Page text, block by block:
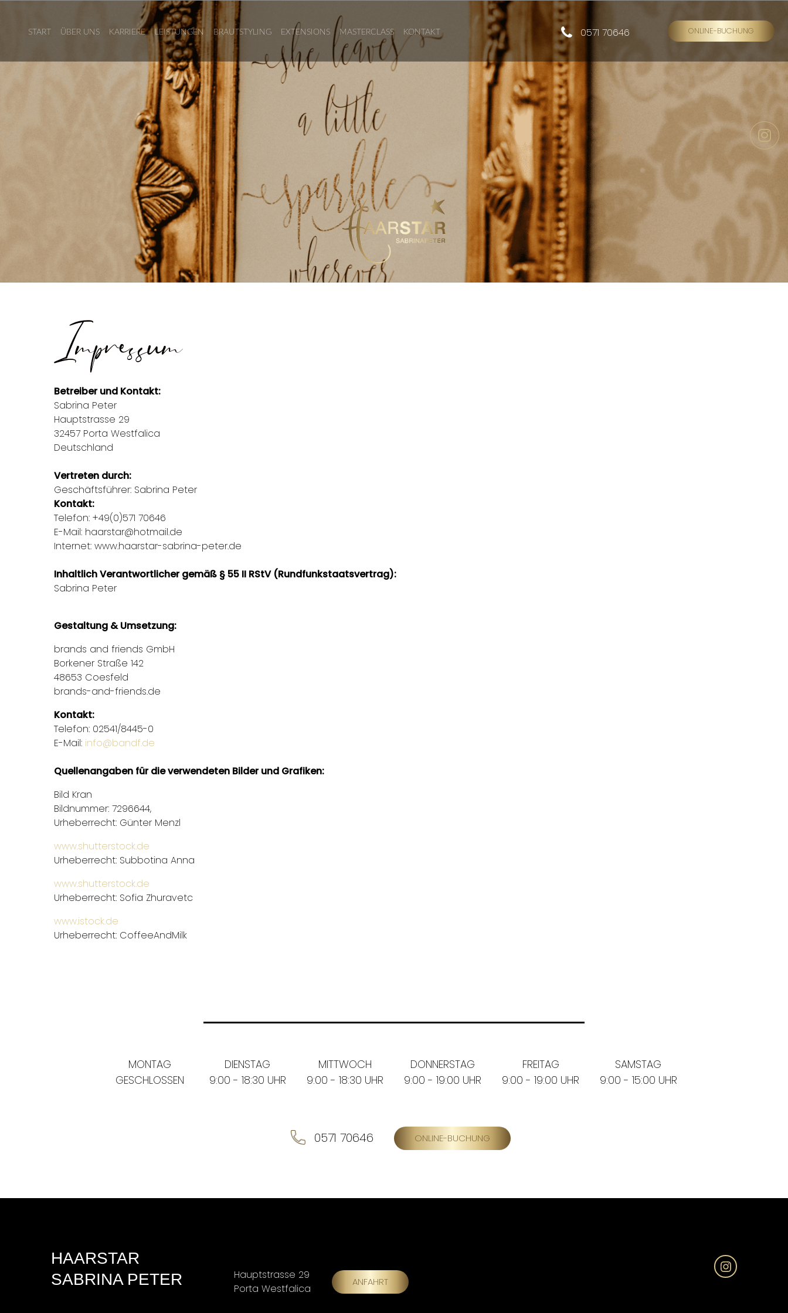
START ÜBER UNS KARRIERE LEISTUNGEN BRAUTSTYLING EXTENSIONS MASTERCLASS KONTAKT 0571 70646 ONLINE-BUCHUNG
Impressum
Betreiber und Kontakt:
Sabrina Peter
Hauptstrasse 29
32457 Porta Westfalica
Deutschland
Vertreten durch:
Geschäftsführer: Sabrina Peter
Kontakt:
Telefon: +49(0)571 70646
E-Mail: haarstar@hotmail.de
Internet: www.haarstar-sabrina-peter.de
Inhaltlich Verantwortlicher gemäß § 55 II RStV (Rundfunkstaatsvertrag):
Sabrina Peter
Gestaltung & Umsetzung:
brands and friends GmbH
Borkener Straße 142
48653 Coesfeld
brands-and-friends.de
Kontakt:
Telefon: 02541/8445-0
E-Mail: info@bandf.de
Quellenangaben für die verwendeten Bilder und Grafiken:
Bild Kran
Bildnummer: 7296644,
Urheberrecht: Günter Menzl
www.shutterstock.de
Urheberrecht: Subbotina Anna
www.shutterstock.de
Urheberrecht: Sofia Zhuravetc
www.istock.de
Urheberrecht: CoffeeAndMilk
MONTAG
GESCHLOSSEN
DIENSTAG
9:00 - 18:30 UHR
MITTWOCH
9:00 - 18:30 UHR
DONNERSTAG
9:00 - 19:00 UHR
FREITAG
9:00 - 19:00 UHR
SAMSTAG
9:00 - 15:00 UHR
0571 70646 ONLINE-BUCHUNG
HAARSTAR
SABRINA PETER
Hauptstrasse 29
Porta Westfalica
ANFAHRT